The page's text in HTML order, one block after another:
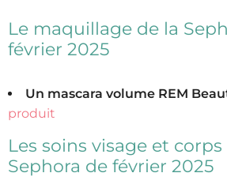
Le maquillage de la
février 2025
Un mascara volume REM
produit
Les soins visage et
Sephora de février 2025